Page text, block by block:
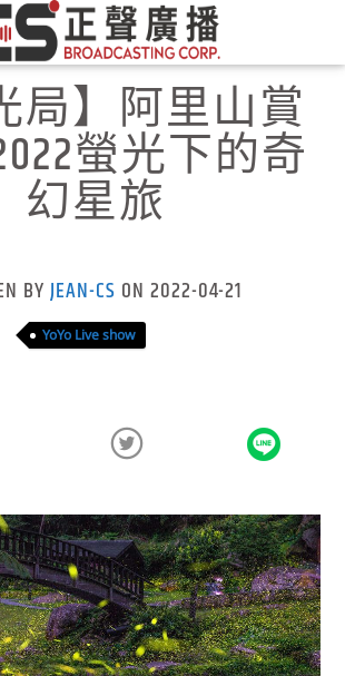
局】阿里山賞
螢光下的奇
幻星旅
BYJEAN-CS ON 2022-04-21
YoYo Live show